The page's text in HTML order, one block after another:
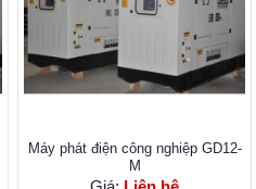
Máy phát điện công nghiệp GD12-
M